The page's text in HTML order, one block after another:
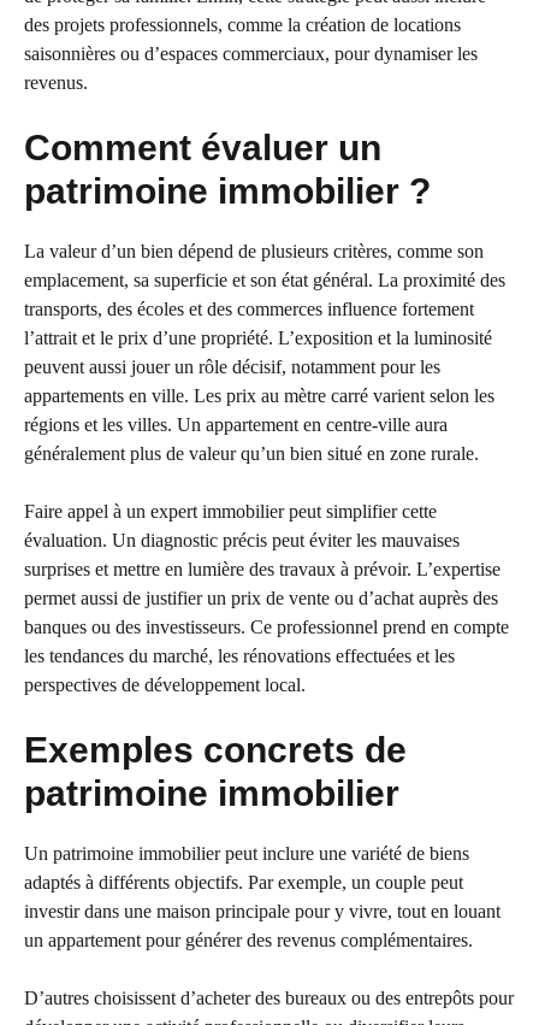
des projets professionnels, comme la création de locations
saisonnières ou d’espaces commerciaux, pour dynamiser les
revenus.
Comment évaluer un
patrimoine immobilier ?
La valeur d’un bien dépend de plusieurs critères, comme son
emplacement, sa superficie et son état général. La proximité des
transports, des écoles et des commerces influence fortement
l’attrait et le prix d’une propriété. L’exposition et la luminosité
peuvent aussi jouer un rôle décisif, notamment pour les
appartements en ville. Les prix au mètre carré varient selon les
régions et les villes. Un appartement en centre-ville aura
généralement plus de valeur qu’un bien situé en zone rurale.
Faire appel à un expert immobilier peut simplifier cette
évaluation. Un diagnostic précis peut éviter les mauvaises
surprises et mettre en lumière des travaux à prévoir. L’expertise
permet aussi de justifier un prix de vente ou d’achat auprès des
banques ou des investisseurs. Ce professionnel prend en compte
les tendances du marché, les rénovations effectuées et les
perspectives de développement local.
Exemples concrets de
patrimoine immobilier
Un patrimoine immobilier peut inclure une variété de biens
adaptés à différents objectifs. Par exemple, un couple peut
investir dans une maison principale pour y vivre, tout en louant
un appartement pour générer des revenus complémentaires.
D’autres choisissent d’acheter des bureaux ou des entrepôts pour